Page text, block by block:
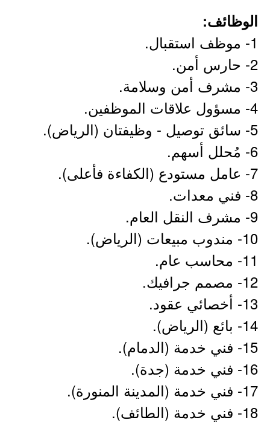
الوظائف:
1- موظف استقبال.
2- حارس أمن.
3- مشرف أمن وسلامة.
4- مسؤول علاقات الموظفين.
5- سائق توصيل - وظيفتان (الرياض).
6- مُحلل أسهم.
7- عامل مستودع (الكفاءة فأعلى).
8- فني معدات.
9- مشرف النقل العام.
10- مندوب مبيعات (الرياض).
11- محاسب عام.
12- مصمم جرافيك.
13- أخصائي عقود.
14- بائع (الرياض).
15- فني خدمة (الدمام).
16- فني خدمة (جدة).
17- فني خدمة (المدينة المنورة).
18- فني خدمة (الطائف).